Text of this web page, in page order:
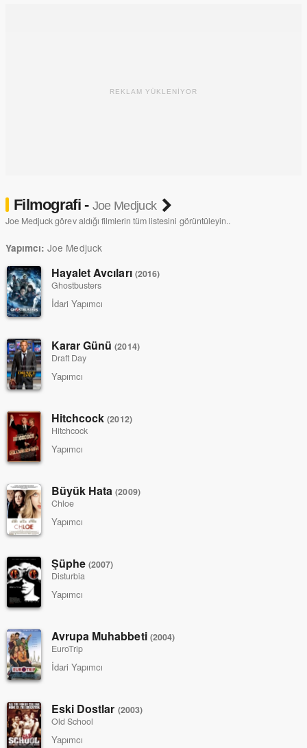
REKLAM YÜKLENİYOR
Filmografi - Joe Medjuck
Joe Medjuck görev aldığı filmlerin tüm listesini görüntüleyin..
Yapımcı: Joe Medjuck
Hayalet Avcıları (2016)
Ghostbusters
İdari Yapımcı
Karar Günü(2014)
Draft Day
Yapımcı
Hitchcock(2012)
Hitchcock
Yapımcı
Büyük Hata(2009)
Chloe
Yapımcı
Şüphe(2007)
Disturbia
Yapımcı
Avrupa Muhabbeti (2004)
EuroTrip
İdari Yapımcı
Eski Dostlar (2003)
Old School
Yapımcı